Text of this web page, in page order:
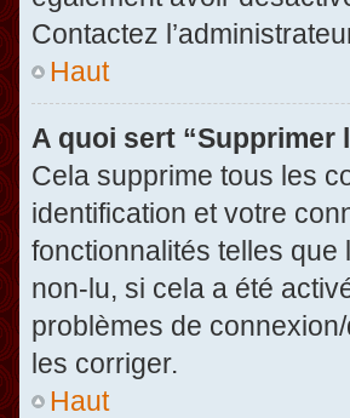
Contactez
Haut
A quoi sert “Supprimer
Cela supprime tous les
identification et votre
fonctionnalités telles que
non-lu, si cela a été
problèmes de
les corriger.
Haut